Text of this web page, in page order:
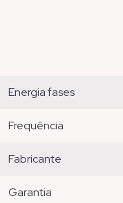
energia fases
frequência
fabricante
garantia